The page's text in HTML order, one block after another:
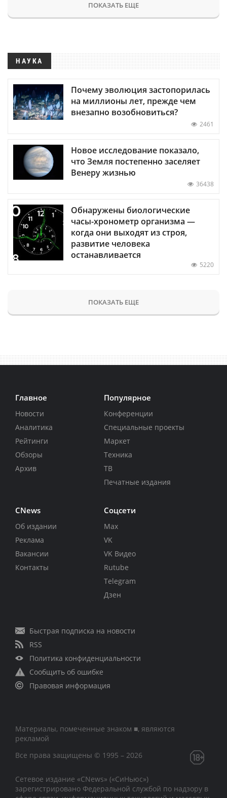
ПОКАЗАТЬ ЕЩЕ
НАУКА
Почему эволюция застопорилась
на миллионы лет, прежде чем
внезапно возобновиться?
2461
Новое исследование показало,
что Земля постепенно заселяет
Венеру жизнью
36438
Обнаружены биологические
часы-хронометр организма —
когда они выходят из строя,
развитие человека
останавливается
5220
ПОКАЗАТЬ ЕЩЕ
Главное
Новости
Аналитика
Рейтинги
Обзоры
Архив
Популярное
Конференции
Специальные проекты
Маркет
Техника
ТВ
Печатные издания
CNews
Об издании
Реклама
Вакансии
Контакты
Соцсети
Max
VK
VK Видео
Rutube
Telegram
Дзен
Быстрая подписка на новости
RSS
Политика конфиденциальности
Сообщить об ошибке
Правовая информация
Материалы, помеченные знаком ■, являются
рекламой
Все права защищены © 1995 – 2026
Сетевое издание «CNews» («СиНьюс»)
зарегистрировано Федеральной службой по надзору в